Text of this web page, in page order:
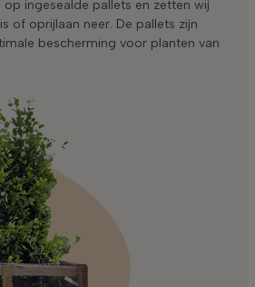
op ingesealde pallets en zetten wij
of oprijlaan neer. De pallets zijn
bescherming voor planten van